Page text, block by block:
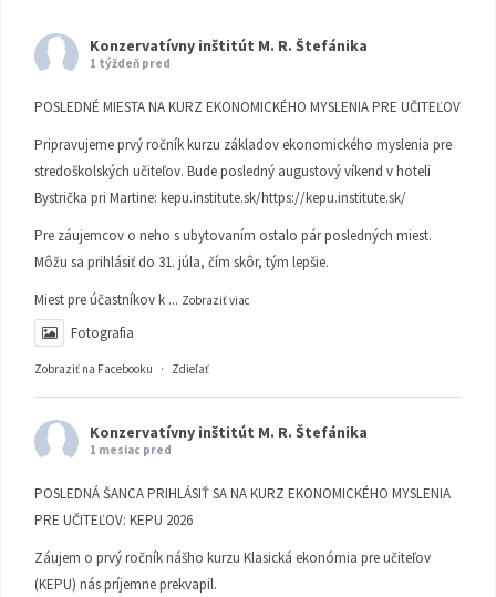
Konzervatívny inštitút M. R. Štefánika
1 týždeň pred
POSLEDNÉ MIESTA NA KURZ EKONOMICKÉHO MYSLENIA PRE UČITEĽOV
Pripravujeme prvý ročník kurzu základov ekonomického myslenia pre
stredoškolských učiteľov. Bude posledný augustový víkend v hoteli
Bystrička pri Martine: kepu.institute.sk/https://kepu.institute.sk/
Pre záujemcov o neho s ubytovaním ostalo pár posledných miest.
Môžu sa prihlásiť do 31. júla, čím skôr, tým lepšie.
Miest pre účastníkov k ... Zobraziť viac
Fotografia
Zobraziť na Facebooku · Zdieľať
Konzervatívny inštitút M. R. Štefánika
1 mesiac pred
POSLEDNÁ ŠANCA PRIHLÁSIŤ SA NA KURZ EKONOMICKÉHO MYSLENIA
PRE UČITEĽOV: KEPU 2026
Záujem o prvý ročník nášho kurzu Klasická ekonómia pre učiteľov
(KEPU) nás príjemne prekvapil.